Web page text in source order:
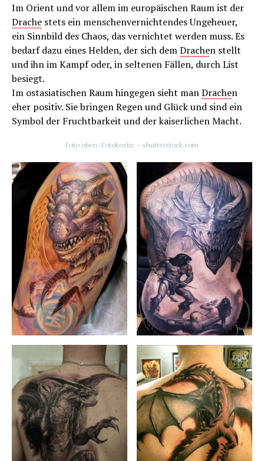
Im Orient und vor allem im europäischen Raum ist der
Drache stets ein menschenvernichtendes Ungeheuer,
ein Sinnbild des Chaos, das vernichtet werden muss. Es
bedarf dazu eines Helden, der sich demDrachen stellt
und ihn im Kampf oder, in seltenen Fällen, durch List
besiegt.
Im ostasiatischen Raum hingegen sieht manDrachen
eher positiv. Sie bringen Regen und Glück und sind ein
Symbol der Fruchtbarkeit und der kaiserlichen Macht.
Foto oben: Fotokostic – shutterstock.com